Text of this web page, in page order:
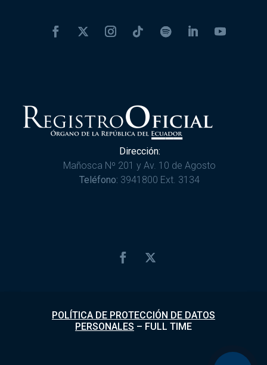
Dirección:
Mañosca Nº 201 y Av. 10 de Agosto
Teléfono: 3941800 Ext. 3134
POLÍTICA DE PROTECCIÓN DE DATOS
PERSONALES – FULL TIME